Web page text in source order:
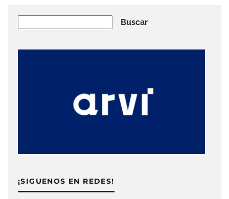
Buscar
¡SIGUENOS EN REDES!